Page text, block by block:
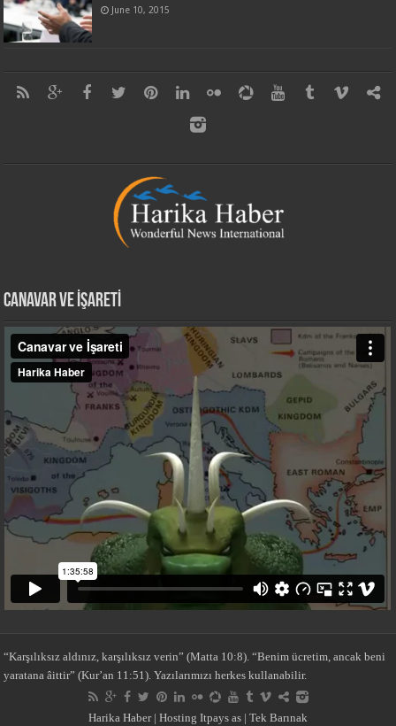
June 10, 2015
CANAVAR VE İŞARETİ
“Karşılıksız aldınız, karşılıksız verin” (Matta 10:8). “Benim ücretim, ancak beni
yaratana âittir” (Kur’an 11:51). Yazılarımızı herkes kullanabilir.
Harika Haber| Hosting Itpays as | Tek Barınak